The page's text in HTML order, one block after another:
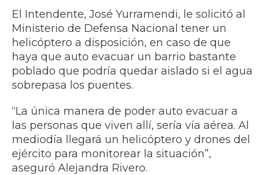
El Intendente, José Yurramendi, le solicitó al
Ministerio de Defensa Nacional tener un
helicóptero a disposición, en caso de que
haya que auto evacuar un barrio bastante
poblado que podría quedar aislado si el agua
sobrepasa los puentes.
“La única manera de poder auto evacuar a
las personas que viven allí, sería vía aérea. Al
mediodía llegará un helicóptero y drones del
ejército para monitorear la situación”,
aseguró Alejandra Rivero.